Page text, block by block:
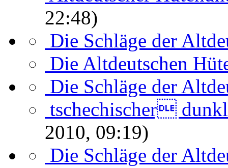
22:48)
Die Schläge der
Die Altdeutschen
Die Schläge der
tschechischer
2010, 09:19)
Die Schläge der